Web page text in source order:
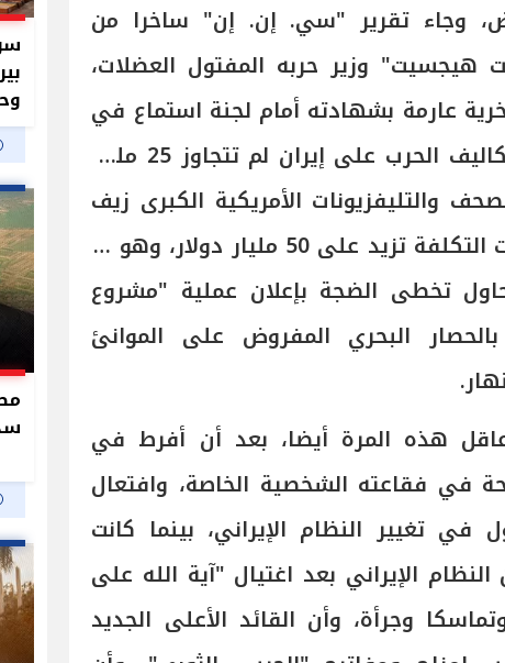
وجاء تقرير "سي. إن. إن" ساخرا من
هيجسيت" وزير حربه المفتول العضلات،
عارمة بشهادته أمام لجنة استماع في
الكونجرس، زعم خلالها أن تكاليف الحرب على إيران لم تتجاوز 25 مليار
والتليفزيونات الأمريكية الكبرى زيف
الرقم، وقالت أن أقل تقديرات التكلفة تزيد على 50 مليار دولار، وهو ما
تخطى الضجة بإعلان عملية "مشروع
البحري المفروض على الموانئ
هذه المرة أيضا، بعد أن أفرط في
في فقاعته الشخصية الخاصة، وافتعال
تغيير النظام الإيراني، بينما كانت
النظام الإيراني بعد اغتيال "آية الله على
وجرأة، وأن القائد الأعلى الجديد